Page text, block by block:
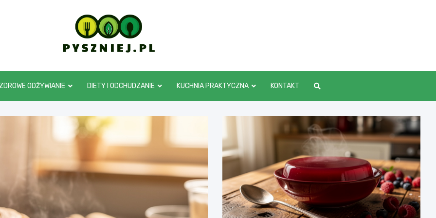
pyszniej.pl
ZDROWE ODŻYWIANIE DIETY I ODCHUDZANIE KUCHNIA PRAKTYCZNA KONTAKT